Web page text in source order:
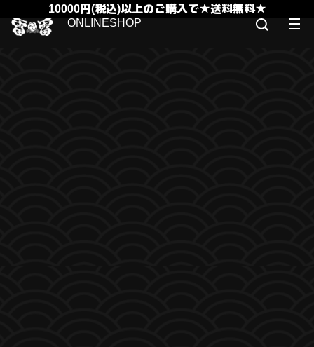
10000円(税込)以上のご購入で★送料無料★
ONLINESHOP